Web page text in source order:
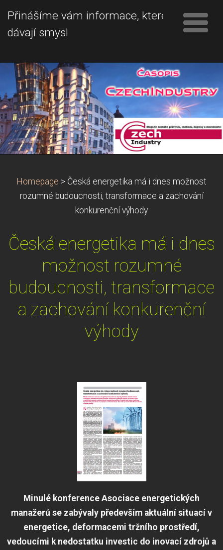
Přinášíme vám informace, které
dávají smysl
Homepage > Česká energetika má i dnes možnost
rozumné budoucnosti, transformace a zachování
konkurenční výhody
Česká energetika má i dnes
možnost rozumné
budoucnosti, transformace
a zachování konkurenční
výhody
Minulé konference Asociace energetických
manažerů se zabývaly především aktuální situací v
energetice, deformacemi tržního prostředí,
vedoucími k nedostatku investic do inovací zdrojů a